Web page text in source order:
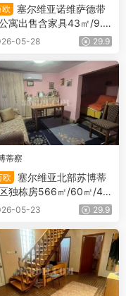
塞尔维亚诺维萨德带
寓出售含家具43㎡/9.5
05-28 29.9
蒂察
欧
塞尔维亚北部苏博蒂
独栋房566㎡/60㎡/4.8
05-23 29.9